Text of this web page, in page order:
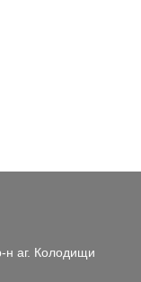
н аг. Колодищи